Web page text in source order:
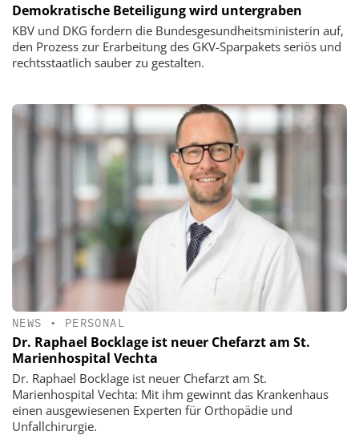
Demokratische Beteiligung wird untergraben
KBV und DKG fordern die Bundesgesundheitsministerin auf,
den Prozess zur Erarbeitung des GKV-Sparpakets seriös und
rechtsstaatlich sauber zu gestalten.
NEWS • PERSONAL
Dr. Raphael Bocklage ist neuer Chefarzt am St.
Marienhospital Vechta
Dr. Raphael Bocklage ist neuer Chefarzt am St.
Marienhospital Vechta: Mit ihm gewinnt das Krankenhaus
einen ausgewiesenen Experten für Orthopädie und
Unfallchirurgie.